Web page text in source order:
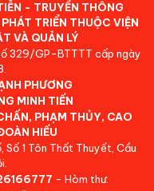
- TRUYỀN THÔNG
TRIỂN THUỘC VIỆN
VÀ QUẢN LÝ
329/GP-BTTTT cấp ngày
PHƯƠNG
MINH TIẾN
PHẠM THỦY, CAO
HIẾU
Số 1 Tôn Thất Thuyết, Cầu
- Hòm thư: